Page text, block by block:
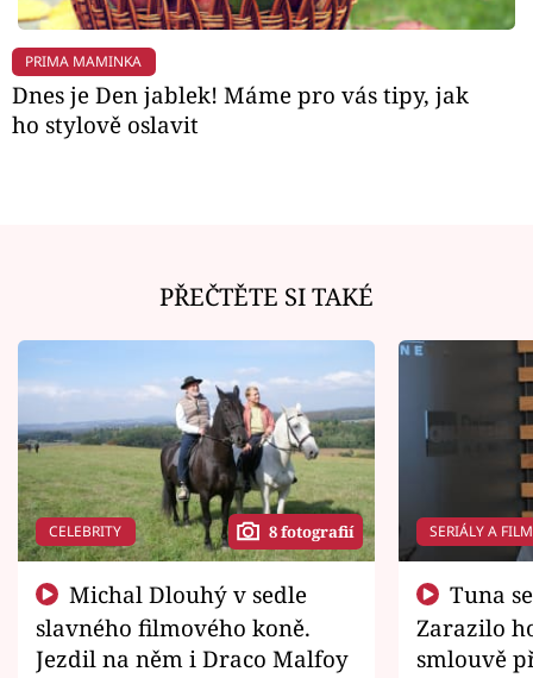
PRIMA MAMINKA
Dnes je Den jablek! Máme pro vás tipy, jak
ho stylově oslavit
PŘEČTĚTE SI TAKÉ
CELEBRITY 8 fotografií
slavného filmového koně.
Jezdil na něm i Draco Malfoy
SERIÁLY A
Zarazilo
smlouvě